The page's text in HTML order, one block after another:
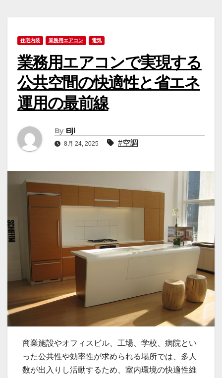
住宅内装 業務用エアコン 電気
業務用エアコンで実現する
公共空間の快適性と省エネ
運用の最前線
By Eiji
8月 24, 2025 #空調
商業施設やオフィスビル、工場、学校、病院とい
った公共性や効率性が求められる場所では、多人
数が出入りし活動するため、室内環境の快適性維